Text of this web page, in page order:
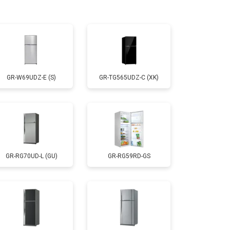
Заказать
1700 ₽ Заказать
1700 ₽ Заказать
4750 ₽ Заказать
3650 ₽ Заказать
GR-W69UDZ-E (S) GR-TG565UDZ-C (XK)
GR-RG70UD-L (GU) GR-RG59RD-GS